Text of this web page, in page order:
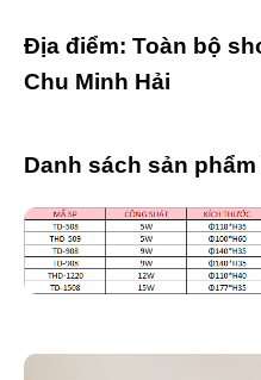
Địa điểm: Toàn bộ
Chu Minh Hải
Danh sách sản